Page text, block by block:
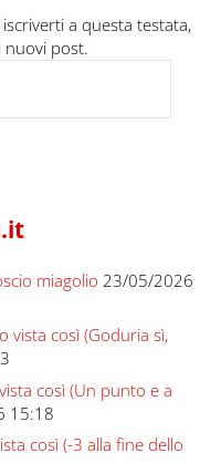
a questa testata,
nuovi post.
miagolio 23/05/2026
vista così (Goduria sì,
così (Un punto e a
15:18
così (-3 alla fine dello